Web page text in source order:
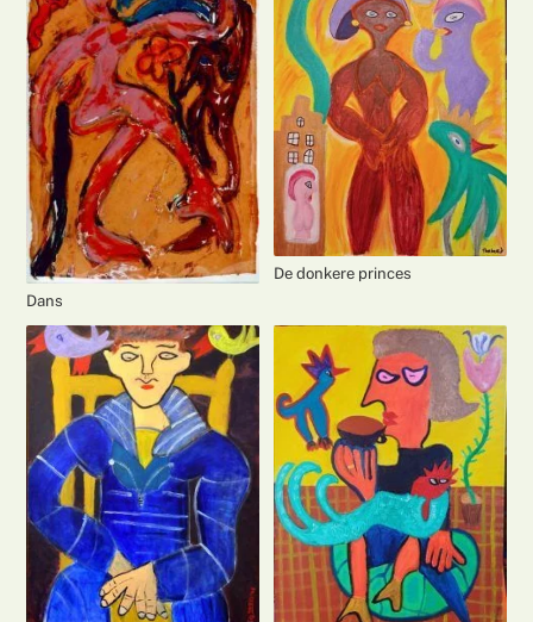
Dans
De donkere princes